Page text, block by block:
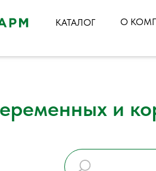
КАТАЛОГ О
и